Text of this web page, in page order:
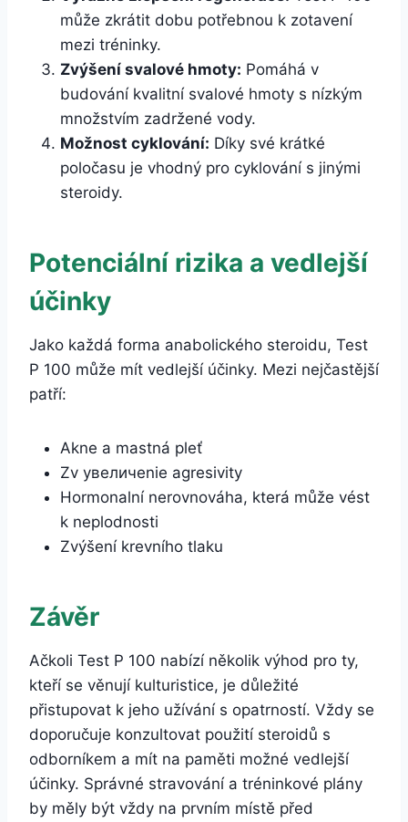
může zkrátit dobu potřebnou k zotavení
mezi tréninky.
Zvýšení svalové hmoty: Pomáhá v
budování kvalitní svalové hmoty s nízkým
množstvím zadržené vody.
Možnost cyklování: Díky své krátké
poločasu je vhodný pro cyklování s jinými
steroidy.
Potenciální rizika a vedlejší
účinky
Jako každá forma anabolického steroidu, Test
P 100 může mít vedlejší účinky. Mezi nejčastější
patří:
Akne a mastná pleť
Zv увеличenie agresivity
Hormonalní nerovnováha, která může vést
k neplodnosti
Zvýšení krevního tlaku
Závěr
Ačkoli Test P 100 nabízí několik výhod pro ty,
kteří se věnují kulturistice, je důležité
přistupovat k jeho užívání s opatrností. Vždy se
doporučuje konzultovat použití steroidů s
odborníkem a mít na paměti možné vedlejší
účinky. Správné stravování a tréninkové plány
by měly být vždy na prvním místě před